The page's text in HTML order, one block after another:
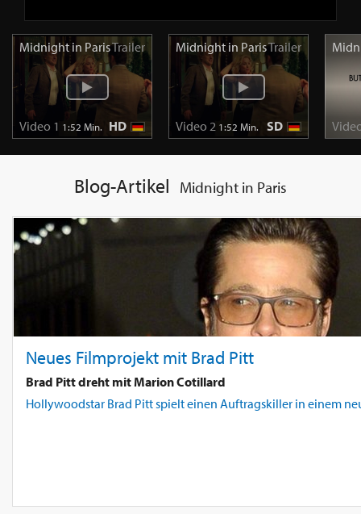
Midnight in ParisTrailer
Video 1 1:52 Min. HD
Midnight in ParisTrailer
Video 2 1:52 Min. SD
Blog-Artikel Midnight in Paris
Neues Filmprojekt mit Brad Pitt
Brad Pitt dreht mit Marion Cotillard
Hollywoodstar Brad Pitt spielt einen Auftragskiller in einem